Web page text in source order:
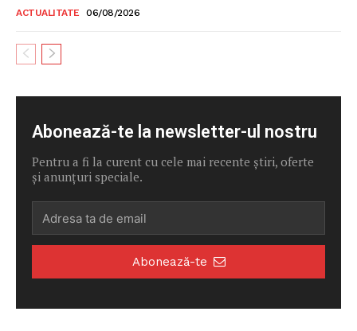
ACTUALITATE 06/08/2026
Abonează-te la newsletter-ul nostru
Pentru a fi la curent cu cele mai recente știri, oferte
și anunțuri speciale.
Abonează-te